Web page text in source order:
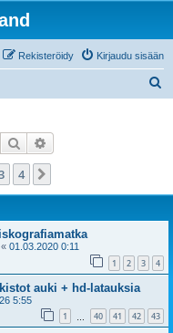
Kirjaudu sisään
Rekisteröidy
Etsi
4
« 01.03.2020 0:11
1 2 3 4
auki + hd-latauksia
5:55
1 40 41 42 43